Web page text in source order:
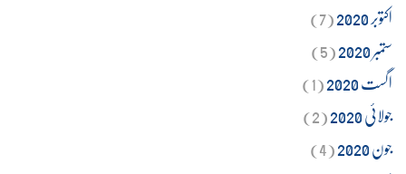
اکتوبر 2020
(7)
ستمبر 2020
(5)
اگست 2020
(1)
جولائی 2020
(2)
جون 2020
(4)